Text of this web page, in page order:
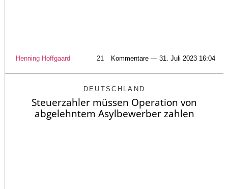
Henning Hoffgaard 21 Kommentare — 31. Juli 2023 16:04
DEUTSCHLAND
Steuerzahler müssen Operation von
abgelehntem Asylbewerber zahlen